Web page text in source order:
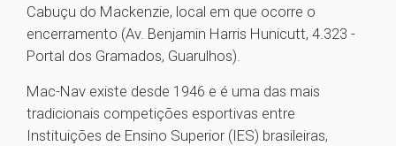
Cabuçu do Mackenzie, local em que ocorre o
encerramento (Av. Benjamin Harris Hunicutt, 4.323 -
Portal dos Gramados, Guarulhos).
Mac-Nav existe desde 1946 e é uma das mais
tradicionais competições esportivas entre
Instituições de Ensino Superior (IES) brasileiras,